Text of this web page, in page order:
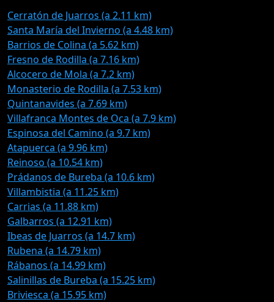
Cerratón de Juarros (a 2.11 km)
Santa María del Invierno (a 4.48 km)
Barrios de Colina (a 5.62 km)
Fresno de Rodilla (a 7.16 km)
Alcocero de Mola (a 7.2 km)
Monasterio de Rodilla (a 7.53 km)
Quintanavides (a 7.69 km)
Villafranca Montes de Oca (a 7.9 km)
Espinosa del Camino (a 9.7 km)
Atapuerca (a 9.96 km)
Reinoso (a 10.54 km)
Prádanos de Bureba (a 10.6 km)
Villambistia (a 11.25 km)
Carrias (a 11.88 km)
Galbarros (a 12.91 km)
Ibeas de Juarros (a 14.7 km)
Rubena (a 14.79 km)
Rábanos (a 14.99 km)
Salinillas de Bureba (a 15.25 km)
Briviesca (a 15.95 km)